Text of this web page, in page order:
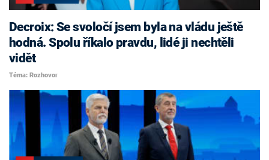
Decroix: Se svoločí jsem byla na vládu ještě
hodná. Spolu říkalo pravdu, lidé ji nechtěli
vidět
Téma: Rozhovor